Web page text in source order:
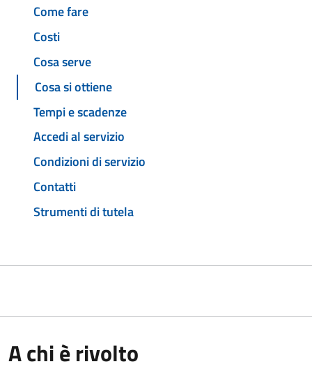
Come fare
Costi
Cosa serve
Cosa si ottiene
Tempi e scadenze
Accedi al servizio
Condizioni di servizio
Contatti
Strumenti di tutela
A chi è rivolto